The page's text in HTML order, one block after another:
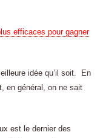
efficaces pour gagner
idée qu’il soit. En
en général, on ne sait
est le dernier des